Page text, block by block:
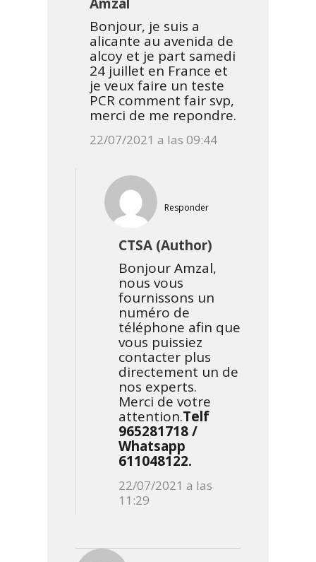
Amzal
Bonjour, je suis a
alicante au avenida de
alcoy et je part samedi
24 juillet en France et
je veux faire un teste
PCR comment fair svp,
merci de me repondre.
22/07/2021 a las 09:44
CTSA (Author)
Responder
Bonjour Amzal,
nous vous
fournissons un
numéro de
téléphone afin que
vous puissiez
contacter plus
directement un de
nos experts.
Merci de votre
attention.Telf
965281718 /
Whatsapp
611048122.
22/07/2021 a las
11:29